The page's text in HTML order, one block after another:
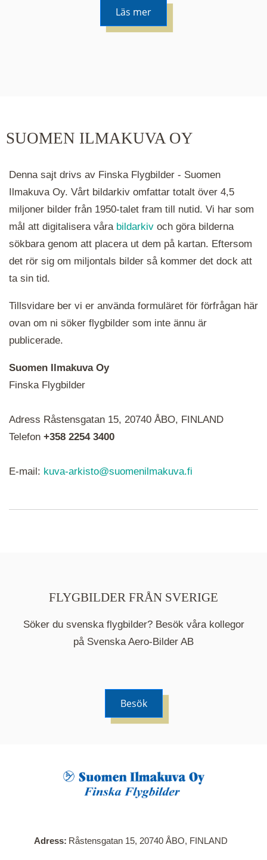
Läs mer
hålla ned ctrl-tangenten och scrolla.
ikoner är det en serie i varje. Utplacerade bilder
syns som nålar istället.
När du klickar på en serie så öppnas en ny flik.
Här visas en karta över bilder med kända
SUOMEN ILMAKUVA OY
Denna sajt drivs av Finska Flygbilder - Suomen
Ilmakuva Oy. Vårt bildarkiv omfattar totalt över 4,5
miljoner bilder från 1950-talet fram till nutid. Vi har som
mål att digitalisera våra bildarkiv och göra bilderna
sökbara genom att placera ut dem på kartan. Eftersom
det rör sig om miljontals bilder så kommer det dock att
ta sin tid.
Tillsvidare ber vi er använda formuläret för förfrågan här
ovan om ni söker flygbilder som inte ännu är
publicerade.
Suomen Ilmakuva Oy
Finska Flygbilder
Adress Råstensgatan 15, 20740 ÅBO, FINLAND
Telefon +358 2254 3400
E-mail: kuva-arkisto@suomenilmakuva.fi
FLYGBILDER FRÅN SVERIGE
Söker du svenska flygbilder? Besök våra kollegor
på Svenska Aero-Bilder AB
Besök
Adress Råstensgatan 15, 20740 ÅBO, FINLAND